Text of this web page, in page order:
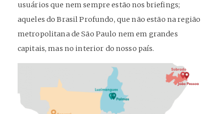
usuários que nem sempre estão nos briefings;
aqueles do Brasil Profundo, que não estão na região
metropolitana de São Paulo nem em grandes
capitais, mas no interior do nosso país.